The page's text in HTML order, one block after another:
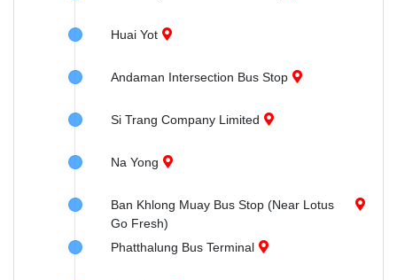
Huai Yot
Andaman Intersection Bus Stop
Si Trang Company Limited
Na Yong
Ban Khlong Muay Bus Stop (Near Lotus
Go Fresh)
Phatthalung Bus Terminal